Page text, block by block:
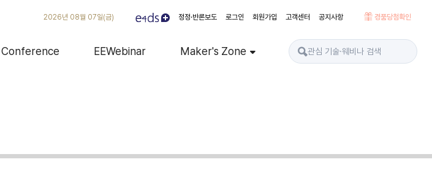
2026년 08월 07일(금) 정정·반론보도 로그인 회원가입 고객센터 공지사항 경품당첨확인
Conference EEWebinar Maker's Zone